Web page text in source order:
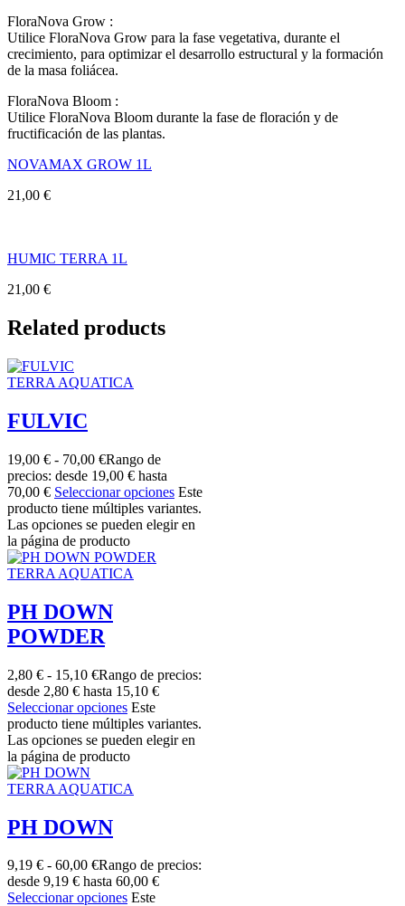
FloraNova Grow :
Utilice FloraNova Grow para la fase vegetativa, durante el
crecimiento, para optimizar el desarrollo estructural y la formación
de la masa foliácea.
FloraNova Bloom :
Utilice FloraNova Bloom durante la fase de floración y de
fructificación de las plantas.
NOVAMAX GROW 1L
21,00 €
HUMIC TERRA 1L
21,00 €
Related products
TERRA AQUATICA
FULVIC
19,00 € - 70,00 €Rango de
precios: desde 19,00 € hasta
70,00 € Seleccionar opciones Este
producto tiene múltiples variantes.
Las opciones se pueden elegir en
la página de producto
TERRA AQUATICA
PH DOWN
POWDER
2,80 € - 15,10 €Rango de precios:
desde 2,80 € hasta 15,10 €
Seleccionar opciones Este
producto tiene múltiples variantes.
Las opciones se pueden elegir en
la página de producto
TERRA AQUATICA
PH DOWN
9,19 € - 60,00 €Rango de precios:
desde 9,19 € hasta 60,00 €
Seleccionar opciones Este